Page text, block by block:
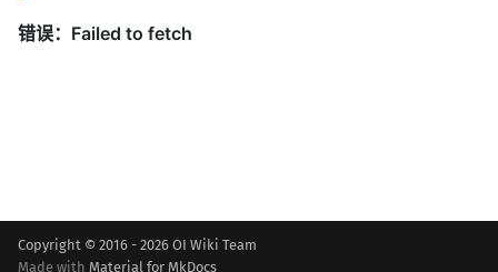
Copyright © 2016 - 2026 OI Wiki Team
Made with Material for MkDocs